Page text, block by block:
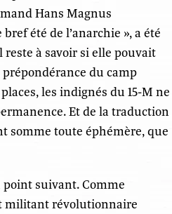
Hans Magnus
été de l’anarchie », a été
à savoir si elle pouvait
du camp
les indignés du 15-M ne
Et de la traduction
somme toute éphémère, que
point suivant. Comme
militant révolutionnaire